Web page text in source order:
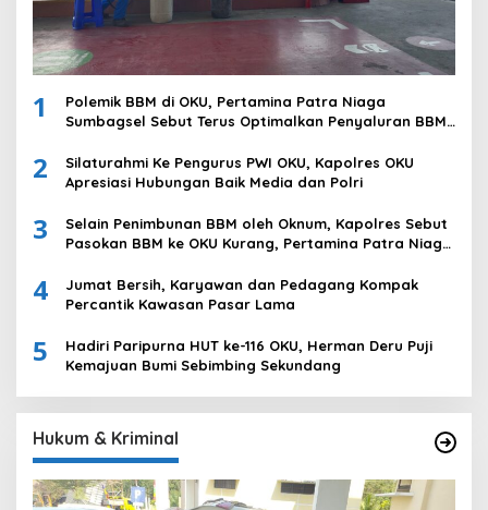
1
Polemik BBM di OKU, Pertamina Patra Niaga
Sumbagsel Sebut Terus Optimalkan Penyaluran BBM
Komering Ulu
2
Silaturahmi Ke Pengurus PWI OKU, Kapolres OKU
Apresiasi Hubungan Baik Media dan Polri
3
Selain Penimbunan BBM oleh Oknum, Kapolres Sebut
Pasokan BBM ke OKU Kurang, Pertamina Patra Niaga
4
Jumat Bersih, Karyawan dan Pedagang Kompak
Percantik Kawasan Pasar Lama
5
Hadiri Paripurna HUT ke-116 OKU, Herman Deru Puji
Kemajuan Bumi Sebimbing Sekundang
Hukum & Kriminal